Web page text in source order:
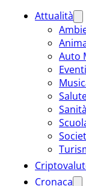
Attualità
Auto
Eventi
Sanità
Cronaca